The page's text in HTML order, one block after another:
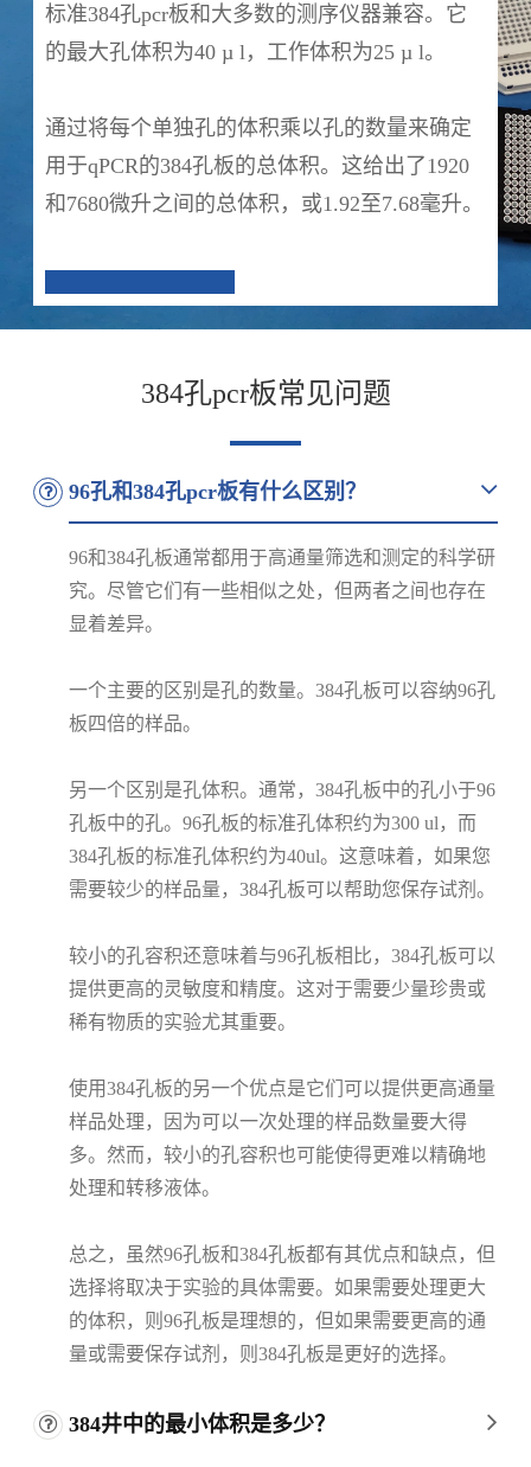
标准384孔pcr板和大多数的测序仪器兼容。它
的最大孔体积为40 µ l，工作体积为25 µ l。
通过将每个单独孔的体积乘以孔的数量来确定
用于qPCR的384孔板的总体积。这给出了1920
和7680微升之间的总体积，或1.92至7.68毫升。
384孔pcr板常见问题
96孔和384孔pcr板有什么区别？
96和384孔板通常都用于高通量筛选和测定的科学研
究。尽管它们有一些相似之处，但两者之间也存在
显着差异。
一个主要的区别是孔的数量。384孔板可以容纳96孔
板四倍的样品。
另一个区别是孔体积。通常，384孔板中的孔小于96
孔板中的孔。96孔板的标准孔体积约为300 ul，而
384孔板的标准孔体积约为40ul。这意味着，如果您
需要较少的样品量，384孔板可以帮助您保存试剂。
较小的孔容积还意味着与96孔板相比，384孔板可以
提供更高的灵敏度和精度。这对于需要少量珍贵或
稀有物质的实验尤其重要。
使用384孔板的另一个优点是它们可以提供更高通量
样品处理，因为可以一次处理的样品数量要大得
多。然而，较小的孔容积也可能使得更难以精确地
处理和转移液体。
总之，虽然96孔板和384孔板都有其优点和缺点，但
选择将取决于实验的具体需要。如果需要处理更大
的体积，则96孔板是理想的，但如果需要更高的通
量或需要保存试剂，则384孔板是更好的选择。
384井中的最小体积是多少？